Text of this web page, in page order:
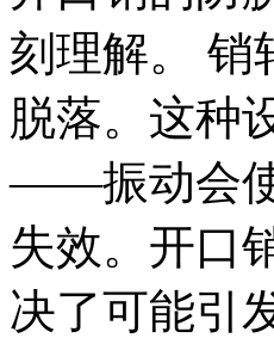
刻理解。 销
脱落。这种
——振动会使
失效。开口
决了可能引